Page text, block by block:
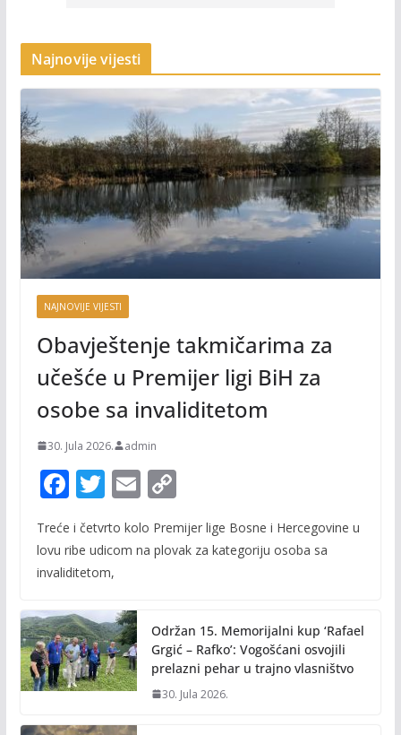
Najnovije vijesti
NAJNOVIJE VIJESTI
Obavještenje takmičarima za
učešće u Premijer ligi BiH za
osobe sa invaliditetom
30. Jula 2026. admin
F
ac
e
b
o
k
T
w
itt
er
E
m
ai
C
p
n
k
Treće i četvrto kolo Premijer lige Bosne i Hercegovine u
lovu ribe udicom na plovak za kategoriju osoba sa
invaliditetom,
Održan 15. Memorijalni kup ‘Rafael
Grgić – Rafko’: Vogošćani osvojili
prelazni pehar u trajno vlasništvo
30. Jula 2026.